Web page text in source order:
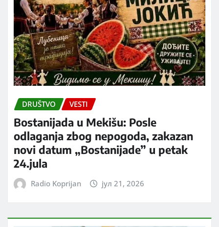
DRUŠTVO VESTI
Bostanijada u Mekišu: Posle
odlaganja zbog nepogoda, zakazan
novi datum „Bostanijade” u petak
24.jula
Radio Koprijan јул 21, 2026